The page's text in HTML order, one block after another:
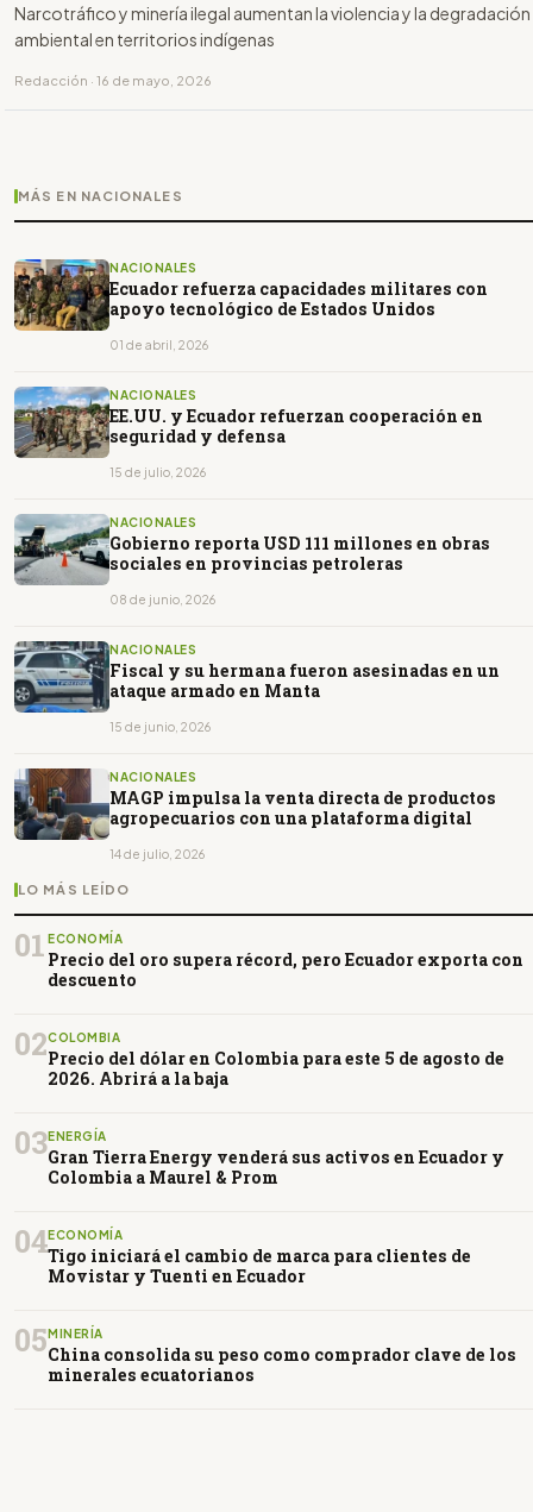
Narcotráfico y minería ilegal aumentan la violencia y la degradación
ambiental en territorios indígenas
Redacción · 16 de mayo, 2026
MÁS EN NACIONALES
NACIONALES
Ecuador refuerza capacidades militares con
apoyo tecnológico de Estados Unidos
01 de abril, 2026
NACIONALES
EE.UU. y Ecuador refuerzan cooperación en
seguridad y defensa
15 de julio, 2026
NACIONALES
Gobierno reporta USD 111 millones en obras
sociales en provincias petroleras
08 de junio, 2026
NACIONALES
Fiscal y su hermana fueron asesinadas en un
ataque armado en Manta
15 de junio, 2026
NACIONALES
MAGP impulsa la venta directa de productos
agropecuarios con una plataforma digital
14 de julio, 2026
LO MÁS LEÍDO
01 ECONOMÍA
Precio del oro supera récord, pero Ecuador exporta con
descuento
02COLOMBIA
Precio del dólar en Colombia para este 5 de agosto de
2026. Abrirá a la baja
03ENERGÍA
Gran Tierra Energy venderá sus activos en Ecuador y
Colombia a Maurel & Prom
04ECONOMÍA
Tigo iniciará el cambio de marca para clientes de
Movistar y Tuenti en Ecuador
05 MINERÍA
China consolida su peso como comprador clave de los
minerales ecuatorianos